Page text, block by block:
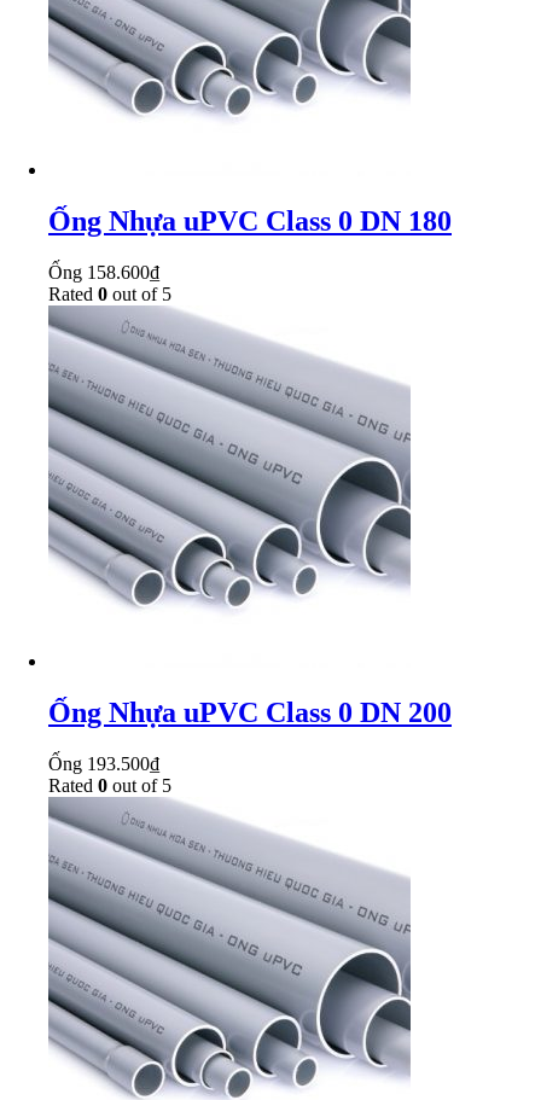
Ống Nhựa uPVC Class 0 DN 180
Ống 158.600₫
Rated 0 out of 5
Ống Nhựa uPVC Class 0 DN 200
Ống 193.500₫
Rated 0 out of 5